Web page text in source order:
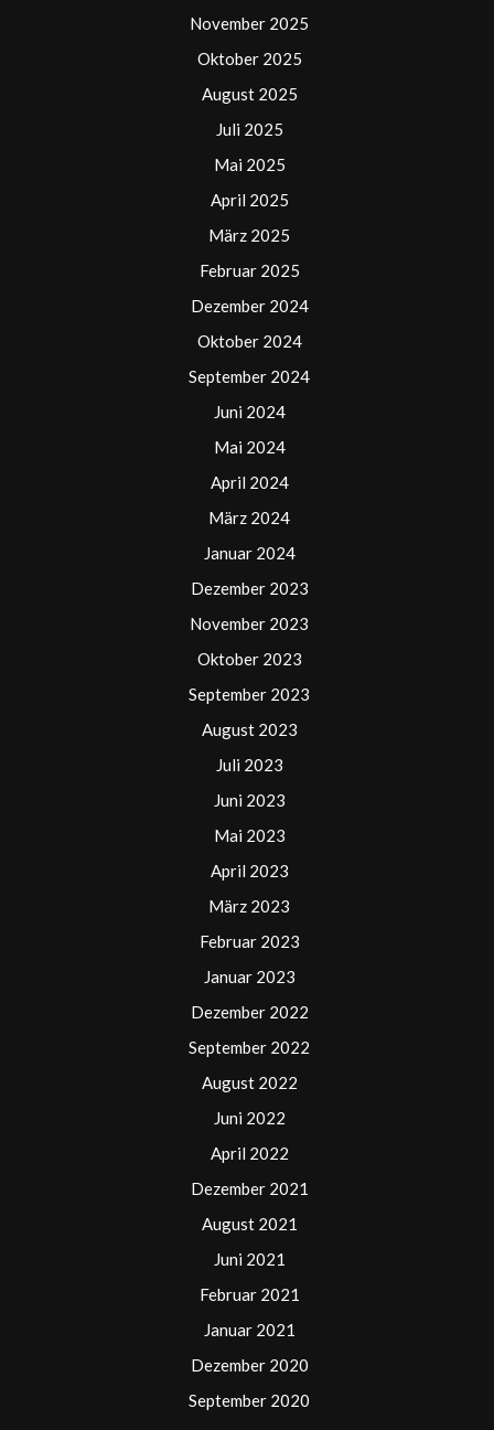
November 2025
Oktober 2025
August 2025
Juli 2025
Mai 2025
April 2025
März 2025
Februar 2025
Dezember 2024
Oktober 2024
September 2024
Juni 2024
Mai 2024
April 2024
März 2024
Januar 2024
Dezember 2023
November 2023
Oktober 2023
September 2023
August 2023
Juli 2023
Juni 2023
Mai 2023
April 2023
März 2023
Februar 2023
Januar 2023
Dezember 2022
September 2022
August 2022
Juni 2022
April 2022
Dezember 2021
August 2021
Juni 2021
Februar 2021
Januar 2021
Dezember 2020
September 2020